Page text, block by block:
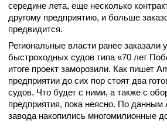
середине лета, еще несколько
другому предприятию, и больше
предвидится.
Региональные власти ранее заказали
быстроходных судов типа «70 лет
итоге проект заморозили. Как пишет
предприятии до сих пор стоят два
судов. Что будет с ними, а также с
предприятия, пока неясно. По данным
завода накопились многомилионные